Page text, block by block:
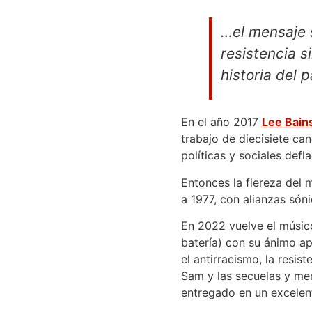
…el mensaje
resistencia
historia del
En el año 2017 Lee
trabajo de diecisiete
políticas y sociales
Entonces la fiereza del
a 1977, con alianzas
En 2022 vuelve el
batería) con su ánimo
el antirracismo, la
Sam y las secuelas y
entregado en un